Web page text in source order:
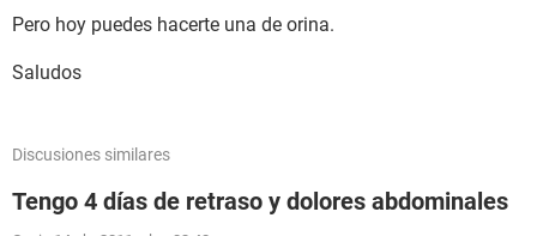
Pero hoy puedes hacerte una de orina.
Saludos
Discusiones similares
Tengo 4 días de retraso y dolores abdominales